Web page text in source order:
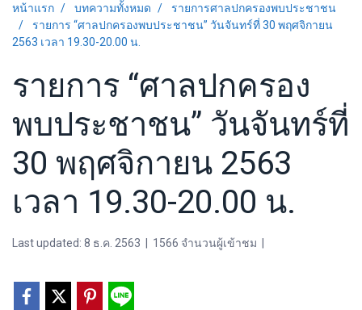
หน้าแรก บทความทั้งหมด
รายการศาลปกครองพบประชาชน
รายการ “ศาลปกครองพบประชาชน” วันจันทร์ที่ 30 พฤศจิกายน
2563 เวลา 19.30-20.00 น.
รายการ “ศาลปกครอง
พบประชาชน” วันจันทร์ที่
30 พฤศจิกายน 2563
เวลา 19.30-20.00 น.
Last updated: 8 ธ.ค. 2563 1566 จำนวนผู้เข้าชม